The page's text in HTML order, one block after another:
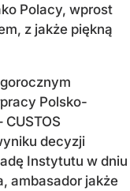
Polacy, wprost
z jakże piękną
Polsko-
decyzji
Instytutu w dniu
ambasador jakże